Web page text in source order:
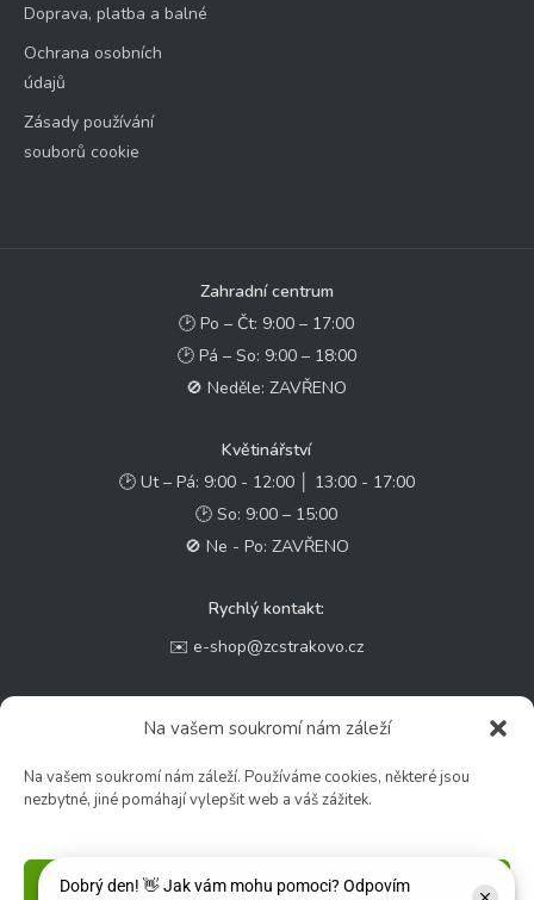
Na vašem soukromí nám záleží
Na vašem soukromí nám záleží. Používáme cookies, některé jsou
nezbytné, jiné pomáhají vylepšit web a váš zážitek.
Příjmout
Doprava, platba a balné
Ochrana osobních
údajů
Zásady používání
souborů cookie
Zahradní centrum
🕑 Po – Čt: 9:00 – 17:00
🕑 Pá – So: 9:00 – 18:00
🚫 Neděle: ZAVŘENO
Květinářství
🕑 Ut – Pá: 9:00 - 12:00 │ 13:00 - 17:00
🕑 So: 9:00 – 15:00
🚫 Ne - Po: ZAVŘENO
Rychlý kontakt:
✉️ e-shop@zcstrakovo.cz